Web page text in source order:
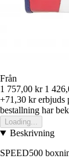
Från
1 757,00 kr 1
+71,30 krerbjuds
bestallning har
Loading...
Beskrivning
SPEED500